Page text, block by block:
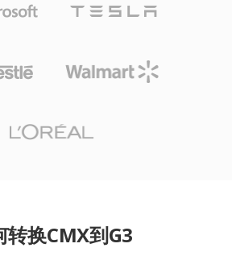
转换CMX到G3